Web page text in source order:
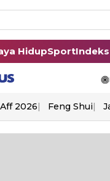
HidupSportIndeks
2026 Feng Shui